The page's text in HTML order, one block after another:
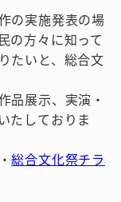
の実施発表の場
の方々に知って
たいと、総合文
品展示、実演・
たしておりま
・総合文化祭チラ